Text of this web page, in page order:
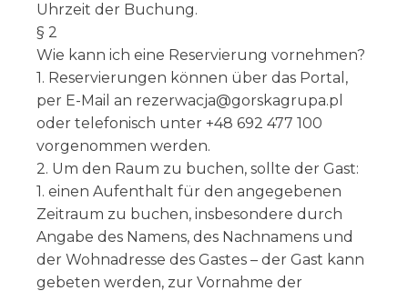
Uhrzeit der Buchung.
§ 2
Wie kann ich eine Reservierung vornehmen?
1. Reservierungen können über das Portal,
per E-Mail an rezerwacja@gorskagrupa.pl
oder telefonisch unter +48 692 477 100
vorgenommen werden.
2. Um den Raum zu buchen, sollte der Gast:
1. einen Aufenthalt für den angegebenen
Zeitraum zu buchen, insbesondere durch
Angabe des Namens, des Nachnamens und
der Wohnadresse des Gastes – der Gast kann
gebeten werden, zur Vornahme der